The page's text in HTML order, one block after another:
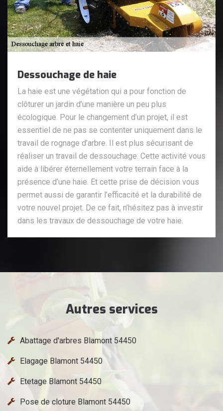
Dessouchage de haie
La haie est une végétation qui a pour fonction de
clôturer un jardin d’une manière un peu plus
écologique. Pour le changement d’un projet, il est
essentiel de ne pas se contenter uniquement dans le
travail de rognage d’arbre. Il est plus sécurisant de
réaliser un travail de dessouchage. Cette activité vous
aide à libérer éternellement votre terrain face à la
présence d’une haie. Et cette prise de décision vous
permet aussi de garantir l’efficacité et la durabilité de
votre nouvel projet. De ce fait, n’hésitez pas à investir
dans les travaux de dessouchage de votre haie.
Autres services
Abattage d'arbres Blamont 54450
Elagage Blamont 54450
Etetage Blamont 54450
Pose de cloture Blamont 54450